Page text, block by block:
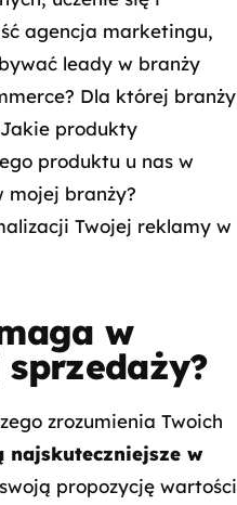
agencja marketingu,
leady w branży
Dla której branży
Jakie produkty
produktu u nas w
mojej branży?
Twojej reklamy w
w
zrozumienia Twoich
najskuteczniejsze w
propozycję wartości